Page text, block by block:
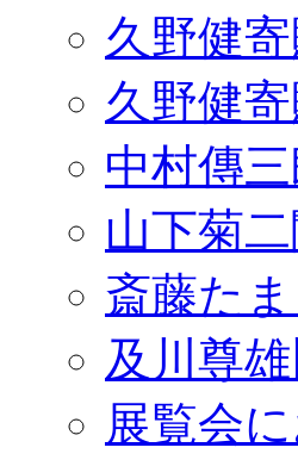
久野健
久野健
中村傳
山下菊
斎藤た
及川尊
展覧会